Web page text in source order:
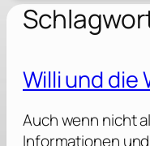
Willi und die
Auch wenn nicht
Informationen